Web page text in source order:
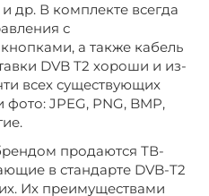
др. В комплекте всегда
с
а также кабель
DVB T2 хороши и из-
всех существующих
JPEG, PNG, BMP,
продаются ТВ-
в стандарте DVB-T2
Их преимуществами